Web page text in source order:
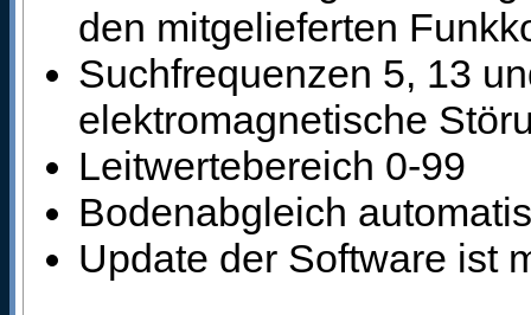
den mitgelieferten
Suchfrequenzen 5, 13
elektromagnetische
Leitwertebereich 0-99
Bodenabgleich
Update der Software ist